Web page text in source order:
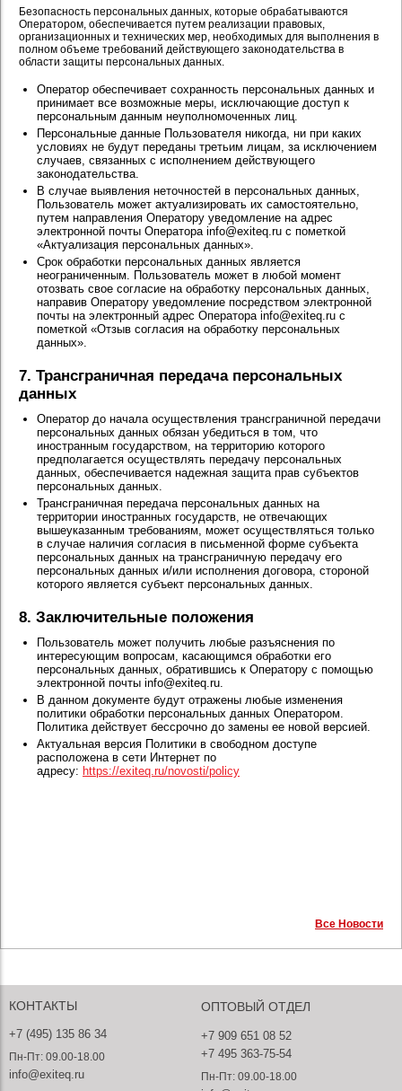
Безопасность персональных данных, которые обрабатываются
Оператором, обеспечивается путем реализации правовых,
организационных и технических мер, необходимых для выполнения в
полном объеме требований действующего законодательства в
области защиты персональных данных.
Оператор обеспечивает сохранность персональных данных и
принимает все возможные меры, исключающие доступ к
персональным данным неуполномоченных лиц.
Персональные данные Пользователя никогда, ни при каких
условиях не будут переданы третьим лицам, за исключением
случаев, связанных с исполнением действующего
законодательства.
В случае выявления неточностей в персональных данных,
Пользователь может актуализировать их самостоятельно,
путем направления Оператору уведомление на адрес
электронной почты Оператора info@exiteq.ru с пометкой
«Актуализация персональных данных».
Срок обработки персональных данных является
неограниченным. Пользователь может в любой момент
отозвать свое согласие на обработку персональных данных,
направив Оператору уведомление посредством электронной
почты на электронный адрес Оператора info@exiteq.ru с
пометкой «Отзыв согласия на обработку персональных
данных».
7. Трансграничная передача персональных
данных
Оператор до начала осуществления трансграничной передачи
персональных данных обязан убедиться в том, что
иностранным государством, на территорию которого
предполагается осуществлять передачу персональных
данных, обеспечивается надежная защита прав субъектов
персональных данных.
Трансграничная передача персональных данных на
территории иностранных государств, не отвечающих
вышеуказанным требованиям, может осуществляться только
в случае наличия согласия в письменной форме субъекта
персональных данных на трансграничную передачу его
персональных данных и/или исполнения договора, стороной
которого является субъект персональных данных.
8. Заключительные положения
Пользователь может получить любые разъяснения по
интересующим вопросам, касающимся обработки его
персональных данных, обратившись к Оператору с помощью
электронной почты info@exiteq.ru.
В данном документе будут отражены любые изменения
политики обработки персональных данных Оператором.
Политика действует бессрочно до замены ее новой версией.
Актуальная версия Политики в свободном доступе
расположена в сети Интернет по
адресу: https://exiteq.ru/novosti/policy
Все Новости
КОНТАКТЫ
+7 (495) 135 86 34
Пн-Пт: 09.00-18.00
info@exiteq.ru
ОПТОВЫЙ ОТДЕЛ
+7 909 651 08 52
+7 495 363-75-54
Пн-Пт: 09.00-18.00